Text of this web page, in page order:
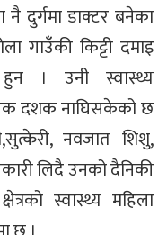
दुर्गमा डाक्टर बनेका
गाउँकी किट्टी दमाइ
। उनी स्वास्थ्य
दशक नाघिसकेको छ
नवजात शिशु,
लिदै उनको दैनिकी
स्वास्थ्य महिला